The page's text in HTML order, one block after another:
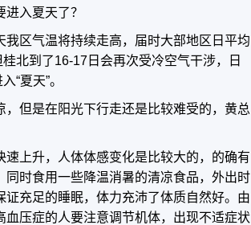
入夏天了？
区气温将持续走高，届时大部地区日平均
北到了16-17日会再次受冷空气干涉，日
“夏天”。
但是在阳光下行走还是比较难受的，黄总
上升，人体体感变化是比较大的，的确有
时食用一些降温消暑的清凉食品，外出时
充足的睡眠，体力充沛了体质自然好。由
压症的人要注意调节机体，出现不适症状